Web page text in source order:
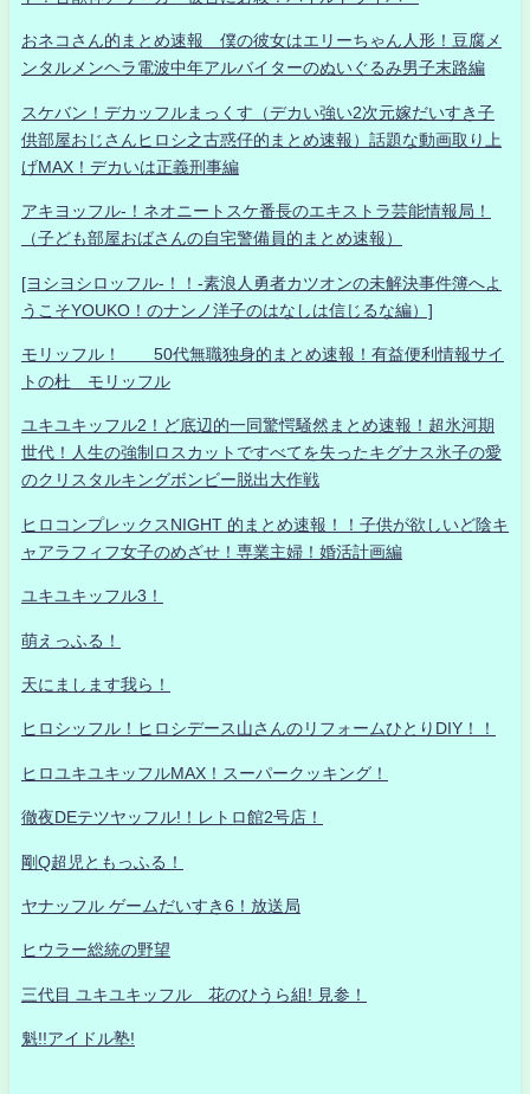
おネコさん的まとめ速報 僕の彼女はエリーちゃん人形！豆腐メ
ンタルメンヘラ電波中年アルバイターのぬいぐるみ男子末路編
スケバン！デカッフルまっくす（デカい強い2次元嫁だいすき子
供部屋おじさんヒロシ之古惑仔的まとめ速報）話題な動画取り上
げMAX！デカいは正義刑事編
アキヨッフル-！ネオニートスケ番長のエキストラ芸能情報局！
（子ども部屋おばさんの自宅警備員的まとめ速報）
[ヨシヨシロッフル-！！-素浪人勇者カツオンの未解決事件簿へよ
うこそYOUKO！のナンノ洋子のはなしは信じるな編）]
モリッフル！ 50代無職独身的まとめ速報！有益便利情報サイ
トの杜 モリッフル
ユキユキッフル2！ど底辺的一同驚愕騒然まとめ速報！超氷河期
世代！人生の強制ロスカットですべてを失ったキグナス氷子の愛
のクリスタルキングボンビー脱出大作戦
ヒロコンプレックスNIGHT 的まとめ速報！！子供が欲しいど陰キ
ャアラフィフ女子のめざせ！専業主婦！婚活計画編
ユキユキッフル3！
萌えっふる！
天にまします我ら！
ヒロシッフル！ヒロシデース山さんのリフォームひとりDIY！！
ヒロユキユキッフルMAX！スーパークッキング！
徹夜DEテツヤッフル!！レトロ館2号店！
剛Q超児ともっふる！
ヤナッフル ゲームだいすき6！放送局
ヒウラー総統の野望
三代目 ユキユキッフル 花のひうら組! 見参！
魁!!アイドル塾!